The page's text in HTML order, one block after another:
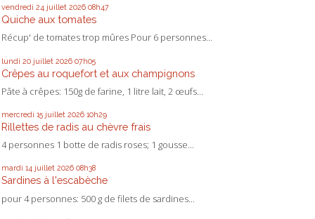
vendredi 24 juillet 2026 08h47
Quiche aux tomates
Récup' de tomates trop mûres Pour 6 personnes...
lundi 20 juillet 2026 07h05
Crêpes au roquefort et aux champignons
Pâte à crêpes: 150g de farine, 1 litre lait, 2 œufs...
mercredi 15 juillet 2026 10h29
Rillettes de radis au chèvre frais
4 personnes 1 botte de radis roses; 1 gousse...
mardi 14 juillet 2026 08h38
Sardines à l'escabèche
pour 4 personnes: 500 g de filets de sardines...